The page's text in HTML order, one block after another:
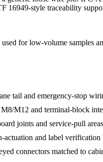
16949-style traceability
for low-volume samples
tail and emergency-stop
M12 and terminal-block
joints and service-pull areas
and label verification
connectors matched to